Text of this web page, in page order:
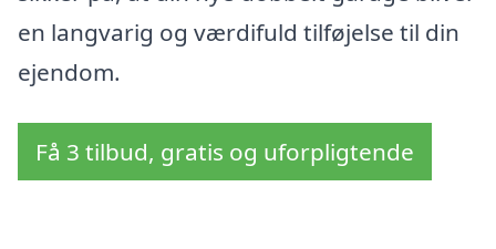
en langvarig og værdifuld tilføjelse til din
ejendom.
Få 3 tilbud, gratis og uforpligtende